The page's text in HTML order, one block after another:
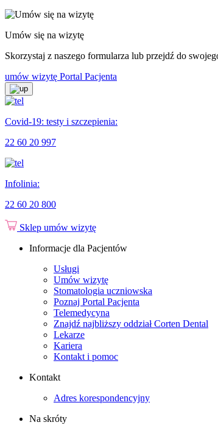
Umów się na wizytę
Skorzystaj z naszego formularza lub przejdź do
umów wizytę Portal Pacjenta
Covid-19: testy i szczepienia:
22 60 20 997
Infolinia:
22 60 20 800
Sklep umów wizytę
Informacje dla Pacjentów
Usługi
Umów wizytę
Stomatologia uczniowska
Poznaj Portal Pacjenta
Telemedycyna
Znajdź najbliższy oddział Corten Dental
Lekarze
Kariera
Kontakt i pomoc
Kontakt
Adres korespondencyjny
Na skróty